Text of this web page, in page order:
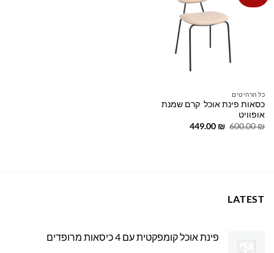
כל הרהיטים
כסאות פינת אוכל קרם שמנת
אופוויט
600.00₪
המחיר
449.00 ₪
המחיר
LATEST
פינת אוכל קומפקטית עם 4 כיסאות מרופדים